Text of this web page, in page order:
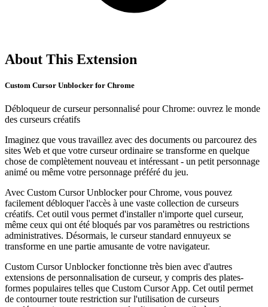
About This Extension
Custom Cursor Unblocker for Chrome
Débloqueur de curseur personnalisé pour Chrome: ouvrez le monde
des curseurs créatifs
Imaginez que vous travaillez avec des documents ou parcourez des
sites Web et que votre curseur ordinaire se transforme en quelque
chose de complètement nouveau et intéressant - un petit personnage
animé ou même votre personnage préféré du jeu.
Avec Custom Cursor Unblocker pour Chrome, vous pouvez
facilement débloquer l'accès à une vaste collection de curseurs
créatifs. Cet outil vous permet d'installer n'importe quel curseur,
même ceux qui ont été bloqués par vos paramètres ou restrictions
administratives. Désormais, le curseur standard ennuyeux se
transforme en une partie amusante de votre navigateur.
Custom Cursor Unblocker fonctionne très bien avec d'autres
extensions de personnalisation de curseur, y compris des plates-
formes populaires telles que Custom Cursor App. Cet outil permet
de contourner toute restriction sur l'utilisation de curseurs